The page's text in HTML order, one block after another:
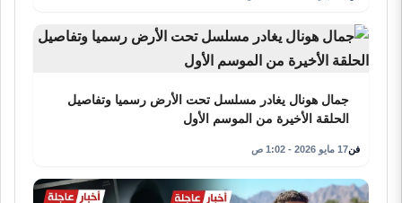
جمال هونال يغادر مسلسل تحت الأرض رسميا وتفاصيل
الحلقة الأخيرة من الموسم الأول
فن17 مايو 2026 - 1:02 ص